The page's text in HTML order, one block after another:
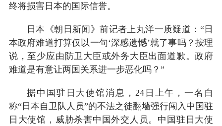
终将损害日本的国际信誉。
日本《朝日新闻》前记者上丸洋一质疑道：“日
本政府难道打算仅以一句‘深感遗憾’就了事吗？按理
说，至少应由防卫大臣或外务大臣出面道歉。政府
难道是有意让两国关系进一步恶化吗？”
据中国驻日大使馆消息，24日上午，一名自
称“日本自卫队人员”的不法之徒翻墙强行闯入中国驻
日大使馆，威胁杀害中国外交人员。中国驻日大使